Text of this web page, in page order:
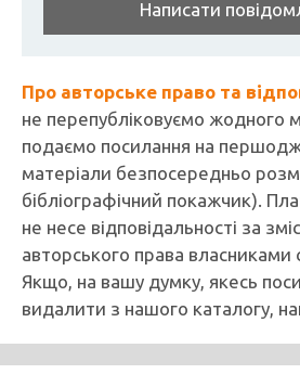
Написати
Про авторське право та
не перепубліковуємо жодного
подаємо посилання на
матеріали безпосередньо
бібліографічний покажчик).
не несе відповідальності за
авторського права власниками
Якщо, на вашу думку, якесь
видалити з нашого каталогу,